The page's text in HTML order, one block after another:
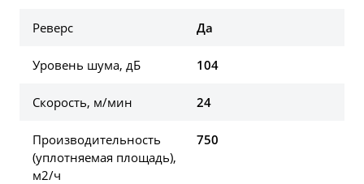
Реверс Да
Уровень шума, дБ 104
Скорость, м/мин 24
Производительность
(уплотняемая площадь),
м2/ч
750